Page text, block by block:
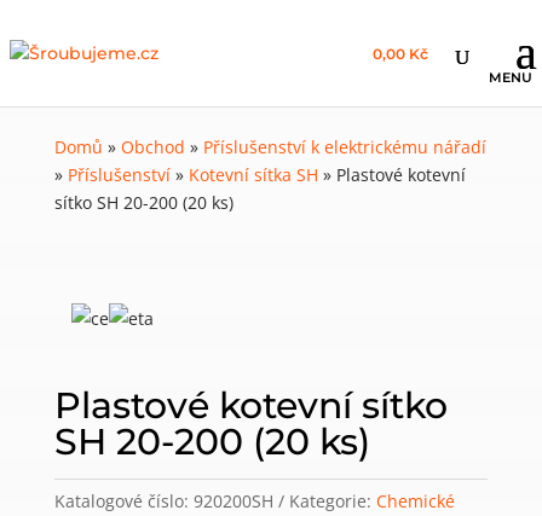
0,00 Kč
Domů » Obchod » Příslušenství k elektrickému nářadí
» Příslušenství» Kotevní sítka SH » Plastové kotevní
sítko SH 20-200 (20 ks)
Plastové kotevní sítko
SH 20-200 (20 ks)
Katalogové číslo: 920200SH Kategorie: Chemické